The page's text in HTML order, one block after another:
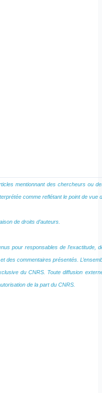
mentionnant des chercheurs ou
comme reflétant le point de vue
de droits d’auteurs.
pour responsables de l’exactitude,
des commentaires présentés.
du CNRS. Toute diffusion
de la part du CNRS.